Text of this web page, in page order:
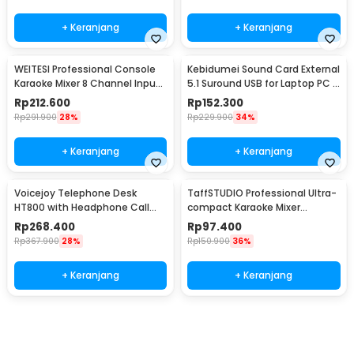
+ Keranjang + Keranjang
WEITESI Professional Console
Karaoke Mixer 8 Channel Input
Mic - AM-228
Rp212.600
Rp291.900 28%
+ Keranjang
Kebidumei Sound Card External
5.1 Suround USB for Laptop PC -
CM6206
Rp152.300
Rp229.900 34%
+ Keranjang
Voicejoy Telephone Desk
HT800 with Headphone Call
Center VH500
Rp268.400
Rp367.900 28%
+ Keranjang
TaffSTUDIO Professional Ultra-
compact Karaoke Mixer
Amplifier 4 Ch - MH400
Rp97.400
Rp150.900 36%
+ Keranjang